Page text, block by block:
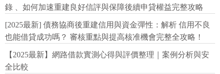
錄 、如何加速重建良好信評與保障後續申貸權益完整攻略
[2025最新] 債務協商後重建信用與資金彈性：解析 信用不良
也能借貸成功嗎？ 審核重點與提高核准機會完整全攻略！
【2025最新】網路借款實測心得與評價整理｜案例分析與安
全比較